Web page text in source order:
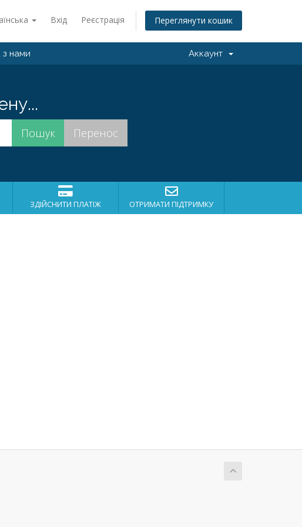
Вхід Реєстрація Переглянути кошик
з нами Аккаунт
ЗДІЙСНИТИ ПЛАТІЖ ОТРИМАТИ ПІДТРИМКУ